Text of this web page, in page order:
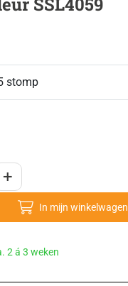
+
In mijn winkelwagen
2 á 3 weken